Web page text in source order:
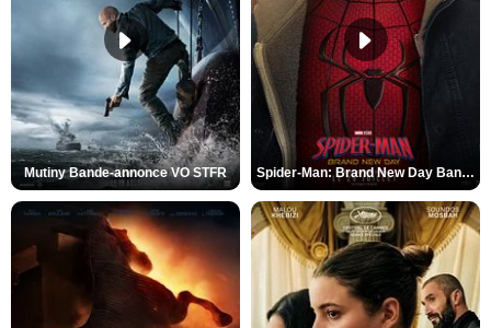
Mutiny Bande-annonce VO STFR Spider-Man: Brand New Day Bande-annonce VO STFR